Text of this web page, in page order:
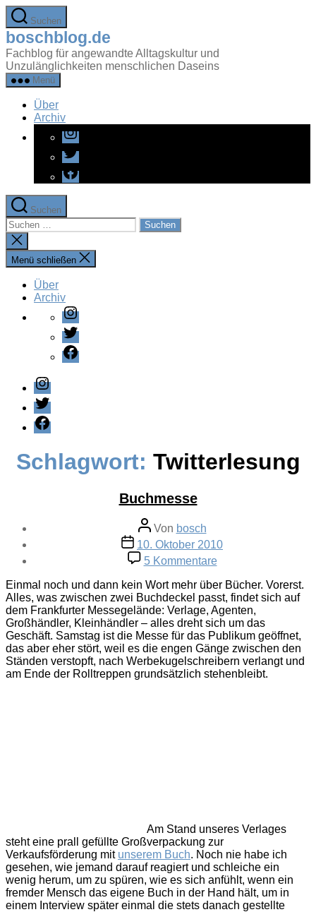
Zum
Inhalt
springen
Suchen
boschblog.de
Fachblog für angewandte Alltagskultur und
Unzulänglichkeiten menschlichen Daseins
Menü
Über
Archiv
Instagram
Twitter
Facebook
Suchen
Suchen
nach:
Suche
schließen
Menü schließen
Über
Archiv
Instagram
Twitter
Facebook
Instagram
Twitter
Facebook
Schlagwort: Twitterlesung
Buchmesse
Beitragsautor
Von bosch
Veröffentlichungsdatum
10. Oktober 2010
5 Kommentarezu
Buchmesse
Einmal noch und dann kein Wort mehr über Bücher. Vorerst.
Alles, was zwischen zwei Buchdeckel passt, findet sich auf
dem Frankfurter Messegelände: Verlage, Agenten,
Großhändler, Kleinhändler – alles dreht sich um das
Geschäft. Samstag ist die Messe für das Publikum geöffnet,
das aber eher stört, weil es die engen Gänge zwischen den
Ständen verstopft, nach Werbekugelschreibern verlangt und
am Ende der Rolltreppen grundsätzlich stehenbleibt.
Am Stand unseres Verlages
steht eine prall gefüllte Großverpackung zur
Verkaufsförderung mit unserem Buch. Noch nie habe ich
gesehen, wie jemand darauf reagiert und schleiche ein
wenig herum, um zu spüren, wie es sich anfühlt, wenn ein
fremder Mensch das eigene Buch in der Hand hält, um in
einem Interview später einmal die stets danach gestellte